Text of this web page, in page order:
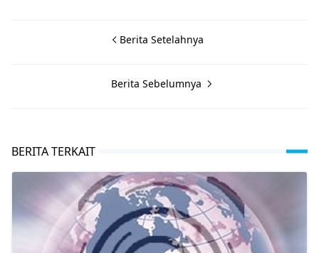
Berita Setelahnya
Berita Sebelumnya
BERITA TERKAIT